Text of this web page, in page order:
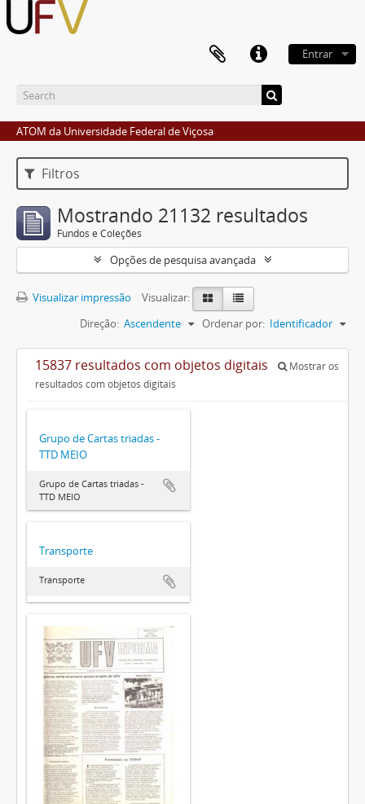
Entrar
ATOM da Universidade Federal de Viçosa
Filtros
Mostrando 21132 resultados
Fundos e Coleções
Opções de pesquisa avançada
Visualizar impressão
Visualizar:
Ordenar por: Identificador
Direção: Ascendente
15837 resultados com objetos digitais
Mostrar os
resultados com objetos digitais
Grupo de Cartas triadas -
TTD MEIO
Grupo de Cartas triadas -
TTD MEIO
Transporte
Transporte